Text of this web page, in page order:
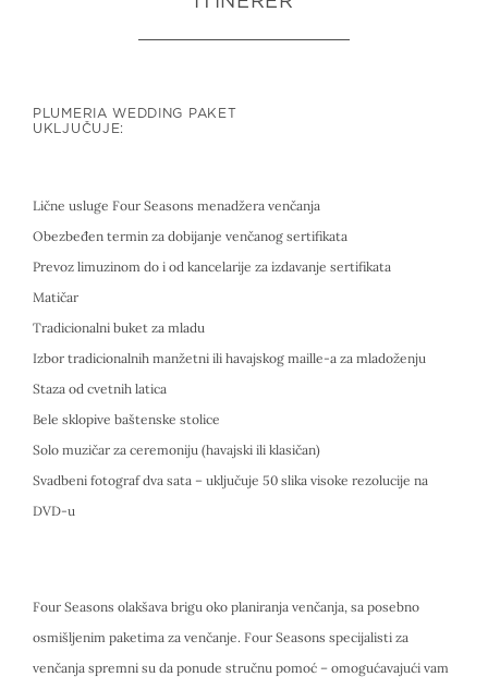
PLUMERIA WEDDING PAKET
UKLJUČUJE:
Lične usluge Four Seasons menadžera venčanja
Obezbeđen termin za dobijanje venčanog sertifikata
Prevoz limuzinom do i od kancelarije za izdavanje sertifikata
Matičar
Tradicionalni buket za mladu
Izbor tradicionalnih manžetni ili havajskog maille-a za mladoženju
Staza od cvetnih latica
Bele sklopive baštenske stolice
Solo muzičar za ceremoniju (havajski ili klasičan)
Svadbeni fotograf dva sata – uključuje 50 slika visoke rezolucije na
DVD-u
Four Seasons olakšava brigu oko planiranja venčanja, sa posebno
osmišljenim paketima za venčanje. Four Seasons specijalisti za
venčanja spremni su da ponude stručnu pomoć – omogućavajući vam